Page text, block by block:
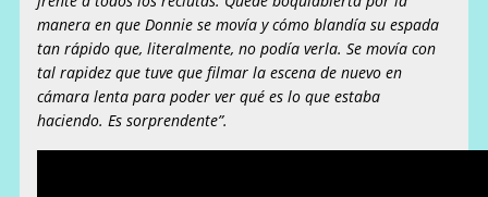
manera en que Donnie se movía y cómo blandía su espada
tan rápido que, literalmente, no podía verla. Se movía con
tal rapidez que tuve que filmar la escena de nuevo en
cámara lenta para poder ver qué es lo que estaba
haciendo. Es sorprendente”.